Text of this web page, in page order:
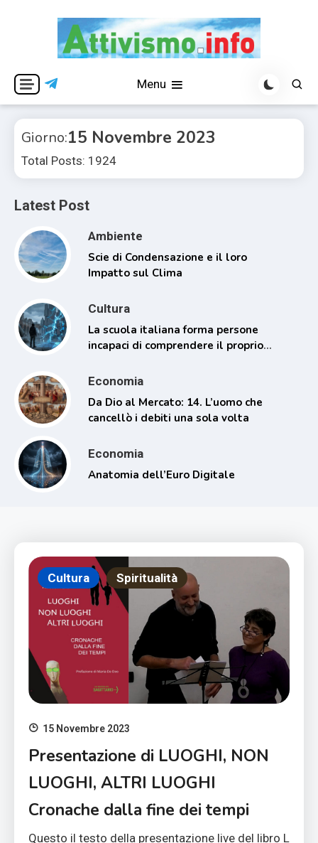
Attivismo.info
Menu
Giorno:15 Novembre 2023
Total Posts: 1924
Latest Post
Ambiente
Scie di Condensazione e il loro
Impatto sul Clima
Cultura
La scuola italiana forma persone
incapaci di comprendere il proprio
Economia
Da Dio al Mercato: 14. L’uomo che
cancellò i debiti una sola volta
Economia
Anatomia dell’Euro Digitale
Cultura Spiritualità
15 Novembre 2023
Presentazione di LUOGHI, NON
LUOGHI, ALTRI LUOGHI
Cronache dalla fine dei tempi
Questo il testo della presentazione live del libro L